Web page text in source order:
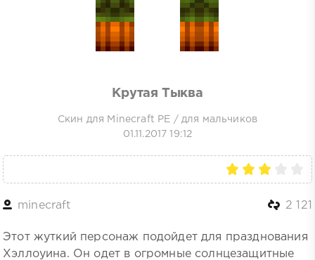
Крутая Тыква
Скин для Minecraft PE / для мальчиков
01.11.2017 19:12
minecraft 2 121
Этот жуткий персонаж подойдет для празднования
Хэллоуина. Он одет в огромные солнцезащитные